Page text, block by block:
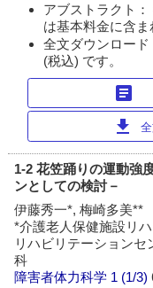
アブストラクト
は基本料金に含ま
全文ダウンロー
(税込) です。
article
download
1-2 花笠踊りの運動強
ンとしての検討－
伊藤秀一*, 梅崎多美**
*介護老人保健施設リ
リハビリテーション
科
障害者体力科学 1 (1/3)